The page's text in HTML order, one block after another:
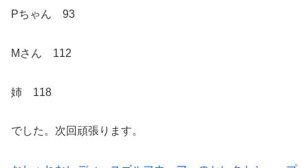
Pちゃん 93
Mさん 112
姉 118
でした。次回頑張ります。